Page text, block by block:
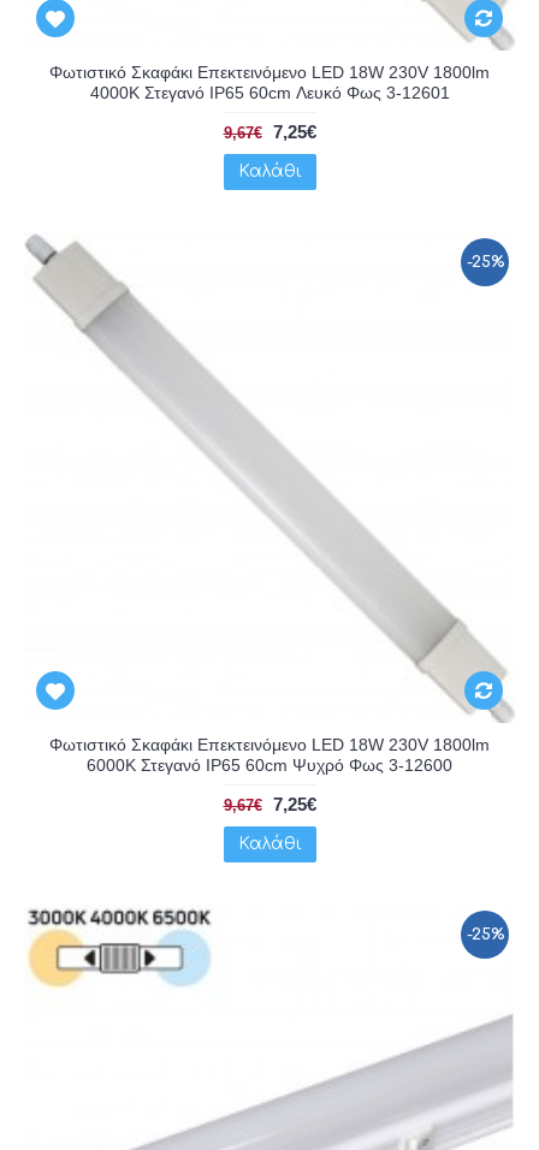
Φωτιστικό Σκαφάκι Επεκτεινόμενο LED 18W 230V 1800lm
4000K Στεγανό IP65 60cm Λευκό Φως 3-12601
9,67€ 7,25€
Καλάθι
-25%
Φωτιστικό Σκαφάκι Επεκτεινόμενο LED 18W 230V 1800lm
6000K Στεγανό IP65 60cm Ψυχρό Φως 3-12600
9,67€ 7,25€
Καλάθι
-25%